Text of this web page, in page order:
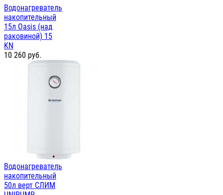
Водонагреватель
накопительный
15л Oasis (над
раковиной) 15
KN
10 260 руб.
Водонагреватель
накопительный
50л верт СЛИМ